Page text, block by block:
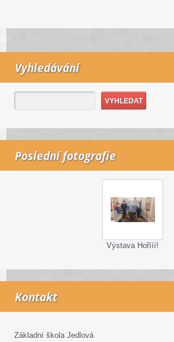
Vyhledávání
Poslední fotografie
Výstava Hořííí!
Kontakt
Základní škola Jedlová